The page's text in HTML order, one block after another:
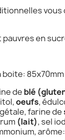
vous
en
boite: 85x70mm
de blé
oeufs,
farine de
(lait), sel